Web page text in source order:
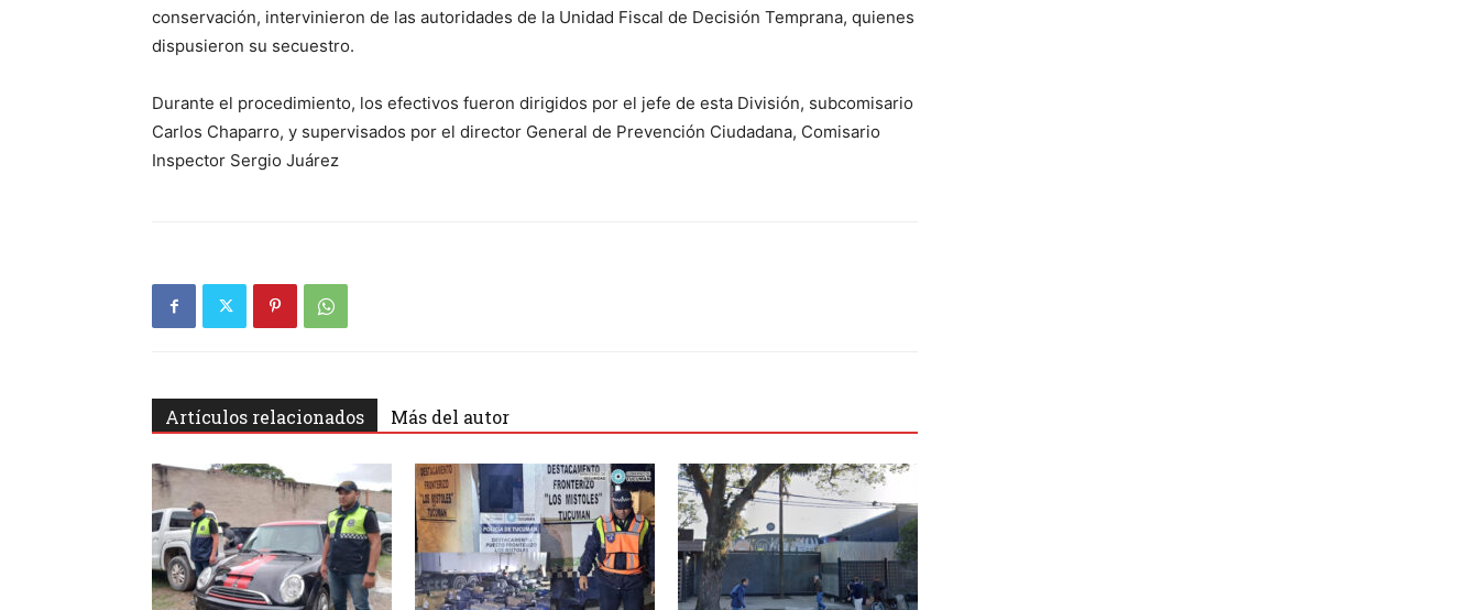
conservación, intervinieron de las autoridades de la Unidad Fiscal de Decisión Temprana, quienes
dispusieron su secuestro.
Durante el procedimiento, los efectivos fueron dirigidos por el jefe de esta División, subcomisario
Carlos Chaparro, y supervisados por el director General de Prevención Ciudadana, Comisario
Inspector Sergio Juárez
Artículos relacionados Más del autor